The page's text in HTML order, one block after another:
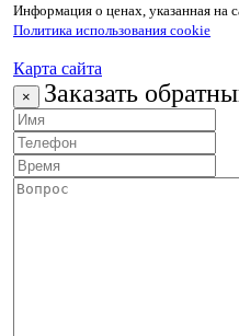
Информация о ценах, указанная на
Политика использования cookie
Карта сайта
× Заказать